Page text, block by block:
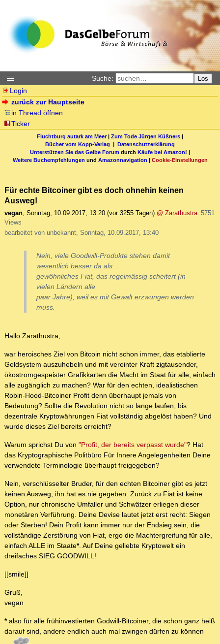
Suche: Los
Login
zurück zur Hauptseite
in Thread öffnen
Ticker
Fluchtburg autark am Meer| Zum Tode Jürgen Küßners |
Bücher vom Kopp-Verlag | Datenschutzerklärung
Unterstützen Sie das Gelbe Forum durch Käufe bei Amazon! |
Weitere Buchempfehlungen und Amazonnavigation | Cookie-Einstellungen
Für echte Bitcoiner gibt es doch ohnehin keinen
Ausweg!
vegan, Sonntag, 10.09.2017, 13:20 (vor 3255 Tagen) @ Zarathustra 5751
Views
bearbeitet von unbekannt, Sonntag, 10.09.2017, 13:40
Nein, viele Goodwill-Produkte stehen damit
wesentlich besser da als
gewöhnliches Fiat, das regelmässig scheitert (in
vielen Ländern alle
paar Jahre), weil es mit Gewalt erzwungen werden
muss.
Hallo Zarathustra,
war heroisches Ziel von Bitcoin nicht schon immer, das etablierte
Geldsystem auszuhebeln und mit vereinter Kraft zigtausender,
ökostromgespeister Grafikkarten die Macht im Staat für alle, einfach
alle zugänglich zu machen? War für den echten, idealistischen
Robin-Hood-Bitcoiner Profit denn überhaupt jemals von
Bedeutung? Sollte die Revolution nicht so lange laufen, bis
dezentrale Kryptowährungen Fiat vollständig abgelöst haben? Und
wurde dieses Ziel bereits erreicht?
Warum sprichst Du von "Profit, der bereits verpasst wurde"? Hat
das Kryptographische Politbüro Für Innere Angelegenheiten Deine
verwendete Terminologie überhaupt freigegeben?
Nein, verschlüsselter Bruder, für den echten Bitcoiner gibt es jetzt
keinen Ausweg, ihn hat es nie gegeben. Zurück zu Fiat ist keine
Option, nur chronische Umfaller und Schwätzer erliegen dieser
monetären Verführung. Deine Devise lautet jetzt erst recht: Siegen
oder Sterben! Dein Profit kann immer nur der Endsieg sein, die
vollständige Zerstörung von Fiat, ergo die Machtergreifung für alle,
einfach ALLE im Staate*. Auf Deine geliebte Kryptowelt ein
dreifaches SIEG GOODWILL!
[[smile]]
Gruß,
vegan
*also für alle frühinvestierten Godwill-Bitcoiner, die schon ganz heiß
darauf sind, andere endlich auch mal zwingen dürfen zu können